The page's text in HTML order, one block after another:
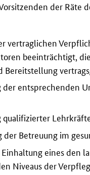
der Räte
vertraglichen
beeinträchtigt,
Bereitstellung
der entsprechenden
der Betreuung im
eines den
Niveaus der